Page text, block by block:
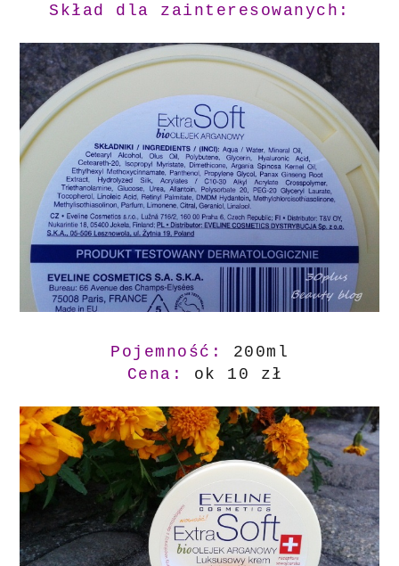
Skład dla zainteresowanych:
Pojemność:
200ml
Cena:
ok 10 zł